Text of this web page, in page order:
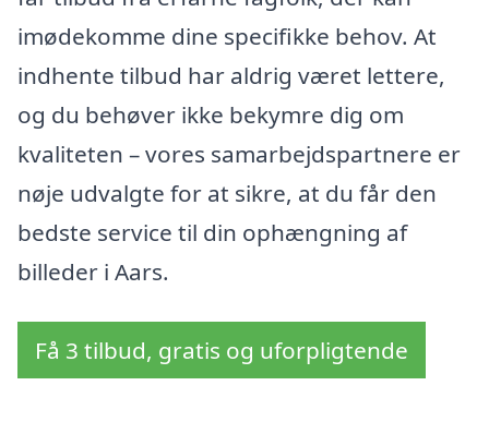
imødekomme dine specifikke behov. At
indhente tilbud har aldrig været lettere,
og du behøver ikke bekymre dig om
kvaliteten – vores samarbejdspartnere er
nøje udvalgte for at sikre, at du får den
bedste service til din ophængning af
billeder i Aars.
Få 3 tilbud, gratis og uforpligtende